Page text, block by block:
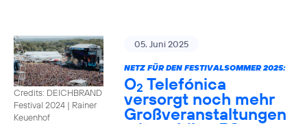
Credits: DEICHBRAND
Festival 2024 | Rainer
Keuenhof
05. Juni 2025
NETZ FÜR DEN FESTIVALSOMMER 2025:
O2 Telefónica
versorgt noch mehr
Großveranstaltungen